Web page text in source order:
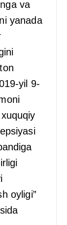
va
yanada
yil 9-
oyligi”